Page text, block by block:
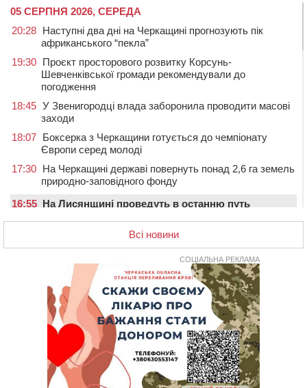
05 СЕРПНЯ 2026, СЕРЕДА
20:28 Наступні два дні на Черкащині прогнозують пік
африканського “пекла”
19:30 Проєкт просторового розвитку Корсунь-
Шевченківської громади рекомендували до
погодження
18:45 У Звенигородці влада заборонила проводити масові
заходи
18:07 Боксерка з Черкащини готується до чемпіонату
Європи серед молоді
17:30 На Черкащині державі повернуть понад 2,6 га земель
природно-заповідного фонду
16:55 На Лисянщині проведуть в останню путь
У Дахнівському лісництві екоінспектори натрапили на
незаконне будівництво
У лікарні померла жінка, яку на пішохідному переході
в Черкаському районі збила автівка
Від Чернівців до Бакоти: пів сотні працівників
“Черкасиобленерго” побували у мандрівці
У Монастирищі зустріли військового, який потрапив у
полон під час бою на Київщині
Постраждав водій і неповнолітня пасажирка: у
Чорнобаї мотоцикліст врізався у легковик
Всі новини
СОЦІАЛЬНА РЕКЛАМА